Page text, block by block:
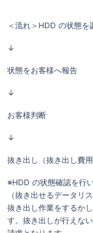
＜流れ＞HDD の状態を
↓
状態をお客様へ報告
↓
お客様判断
↓
抜き出し（抜き出し費用
※HDD の状態確認を行
（抜き出せるデータリ
抜き出し作業をするか
す。抜き出しが行えな